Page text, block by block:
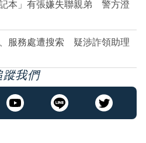
本」有張嫌失聯親弟 警方澄
服務處遭搜索 疑涉詐領助理
蹤我們